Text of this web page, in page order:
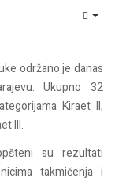
održano je danas
Ukupno 32
Kiraet II,
III.
su rezultati
takmičenja i